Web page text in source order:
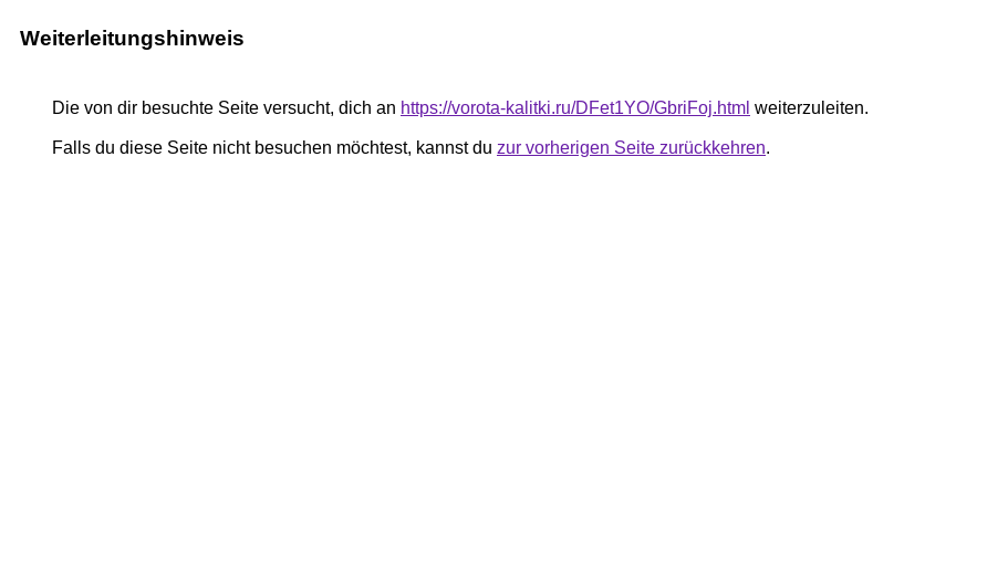
Weiterleitungshinweis
Die von dir besuchte Seite versucht, dich an https://vorota-kalitki.ru/DFet1YO/GbriFoj.html weiterzuleiten.
Falls du diese Seite nicht besuchen möchtest, kannst du zur vorherigen Seite zurückkehren.